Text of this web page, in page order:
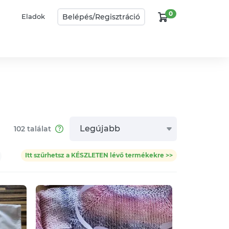
Eladok Belépés/Regisztráció 0
102 találat Legújabb
Itt szűrhetsz a KÉSZLETEN lévő termékekre >>